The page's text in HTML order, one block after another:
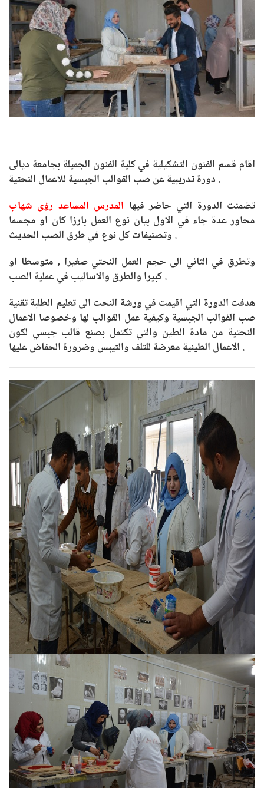
اقام قسم الفنون التشكيلية في كلية الفنون الجميلة بجامعة ديالى
دورة تدريبية عن صب القوالب الجبسية للاعمال النحتية .
تضمنت الدورة التي حاضر فيها المدرس المساعد رؤى شهاب
محاور عدة جاء في الاول بيان نوع العمل بارزا كان او مجسما
وتصنيفات كل نوع في طرق الصب الحديث .
وتطرق في الثاني الى حجم العمل النحتي صغيرا , متوسطا او
كبيرا والطرق والاساليب في عملية الصب .
هدفت الدورة التي اقيمت في ورشة النحت الى تعليم الطلبة تقنية
صب القوالب الجبسية وكيفية عمل القوالب لها وخصوصا الاعمال
النحتية من مادة الطين والتي تكتمل بصنع قالب جبسي لكون
الاعمال الطينية معرضة للتلف والتيبس وضرورة الحفاض عليها .